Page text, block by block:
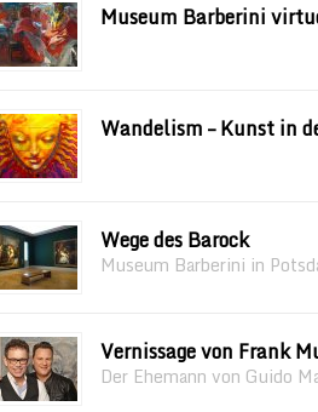
Museum Barberini
Wandelism – Kunst in
Wege des Barock
Museum Barberini in
Vernissage von Frank
Der Ehemann von Guido